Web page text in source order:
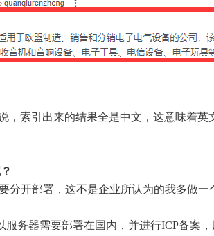
，索引出来的结果全是中文，这意味着
分开部署，这不是企业所认为的我多做一
务器需要部署在国内，并进行ICP备案